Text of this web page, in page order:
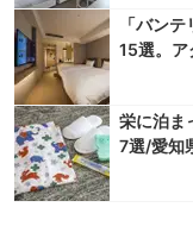
「バン
15選。ア
栄に泊ま
7選/愛知